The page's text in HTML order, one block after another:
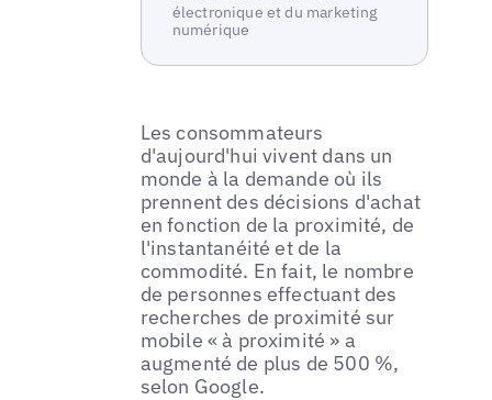
électronique et du marketing
numérique
Les consommateurs
d'aujourd'hui vivent dans un
monde à la demande où ils
prennent des décisions d'achat
en fonction de la proximité, de
l'instantanéité et de la
commodité. En fait, le nombre
de personnes effectuant des
recherches de proximité sur
mobile « à proximité » a
augmenté de plus de 500 %,
selon Google.